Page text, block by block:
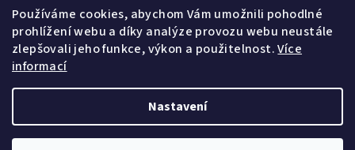
Používáme cookies, abychom Vám umožnili pohodlné
prohlížení webu a díky analýze provozu webu neustále
zlepšovali jeho funkce, výkon a použitelnost.Více
informací
Nastavení
1